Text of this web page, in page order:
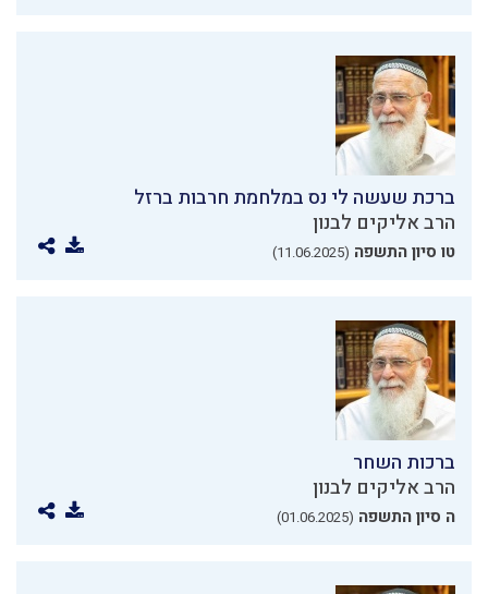
ברכת שעשה לי נס במלחמת חרבות ברזל
הרב אליקים לבנון
טו סיון התשפה (11.06.2025)
ברכות השחר
הרב אליקים לבנון
ה סיון התשפה (01.06.2025)